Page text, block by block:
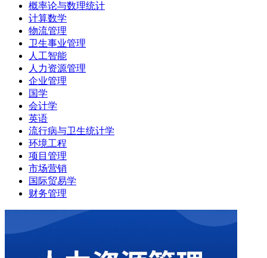
概率论与数理统计
计算数学
物流管理
卫生事业管理
人工智能
人力资源管理
企业管理
国学
会计学
英语
流行病与卫生统计学
环境工程
项目管理
市场营销
国际贸易学
财务管理